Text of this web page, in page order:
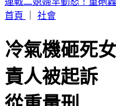
首頁
社會
冷氣機砸死
責人被起訴